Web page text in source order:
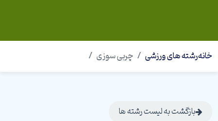
خانهرشته های ورزشی چربی سوزی
بازگشت به لیست رشته ها